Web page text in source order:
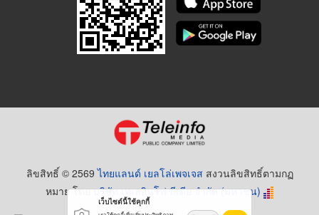
ลิขสิทธิ์ © 2569ไทยแลนด์ เยลโล่เพจเจส สงวนลิขสิทธิ์ตามกฏ
หมาย โดยบริษัท เทเลอินโฟ มีเดีย จำกัด (มหาชน)
เว็บไซต์นี้ใช้คุกกี้